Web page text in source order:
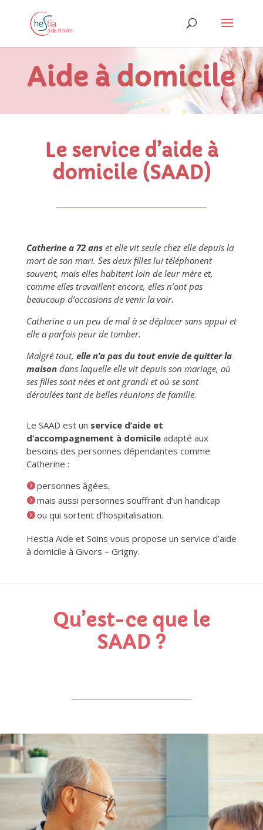
Aide à domicile
Le service d’aide à
domicile (SAAD)
Catherine a 72 anset elle vit seule chez elle depuis la
mort de son mari. Ses deux filles lui téléphonent
souvent, mais elles habitent loin de leur mère et,
comme elles travaillent encore, elles n’ont pas
beaucoup d’occasions de venir la voir.
Catherine a un peu de mal à se déplacer sans appui et
elle a parfois peur de tomber.
Malgré tout, elle n’a pas du tout envie de quitter la
maisondans laquelle elle vit depuis son mariage, où
ses filles sont nées et ont grandi et où se sont
déroulées tant de belles réunions de famille.
Le SAAD est un service d’aide et
d’accompagnement à domicileadapté aux
besoins des personnes dépendantes comme
Catherine :
personnes âgées,
mais aussi personnes souffrant d’un handicap
ou qui sortent d’hospitalisation.
Hestia Aide et Soins vous propose un service d’aide
à domicile à Givors – Grigny.
Qu’est-ce que le
SAAD ?